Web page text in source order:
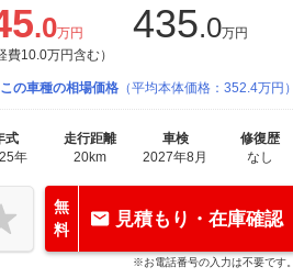
.0万円
費10.0万円含む）
435.0万円
この車種の相場価格 （平均本体価格：352.4万円）
式
年
走行距離
20km
車検
2027年8月
修復歴
なし
無
料
見積もり・在庫確認
※お電話番号の入力は不要です。